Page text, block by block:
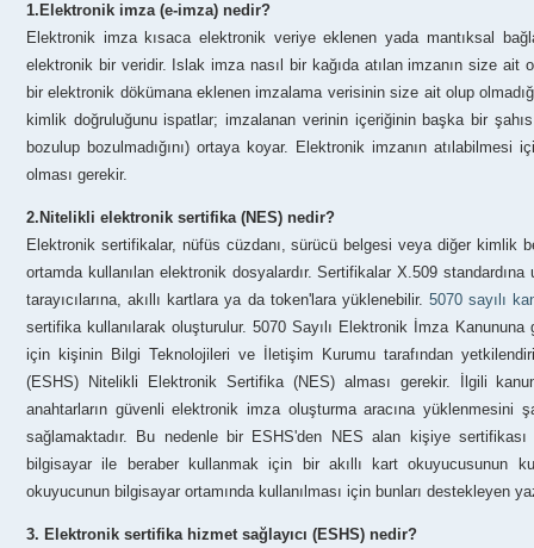
1.Elektronik imza (e-imza) nedir?
Elektronik imza kısaca elektronik veriye eklenen yada mantıksal
elektronik bir veridir. Islak imza nasıl bir kağıda atılan imzanın size
bir elektronik dökümana eklenen imzalama verisinin size ait olup
kimlik doğruluğunu ispatlar; imzalanan verinin içeriğinin başka bir
bozulup bozulmadığını) ortaya koyar. Elektronik imzanın
olması gerekir.
2.Nitelikli elektronik sertifika (NES) nedir?
Elektronik sertifikalar, nüfüs cüzdanı, sürücü belgesi veya diğer kimlik
ortamda kullanılan elektronik dosyalardır. Sertifikalar X.509
tarayıcılarına, akıllı kartlara ya da token'lara yüklenebilir. 5070 sayılı
sertifika kullanılarak oluşturulur. 5070 Sayılı Elektronik İmza
için kişinin Bilgi Teknolojileri ve İletişim Kurumu tarafından
(ESHS) Nitelikli Elektronik Sertifika (NES) alması gerekir. İlgili
anahtarların güvenli elektronik imza oluşturma aracına yüklenmesini
sağlamaktadır. Bu nedenle bir ESHS'den NES alan kişiye
bilgisayar ile beraber kullanmak için bir akıllı kart okuyucusunun
okuyucunun bilgisayar ortamında kullanılması için bunları destekleyen
3. Elektronik sertifika hizmet sağlayıcı (ESHS) nedir?